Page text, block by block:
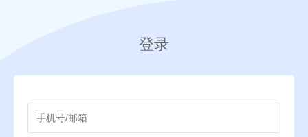
登录